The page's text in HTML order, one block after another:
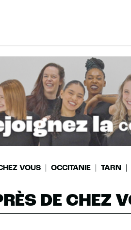
VOUS OCCITANIE TARN
DE CHEZ